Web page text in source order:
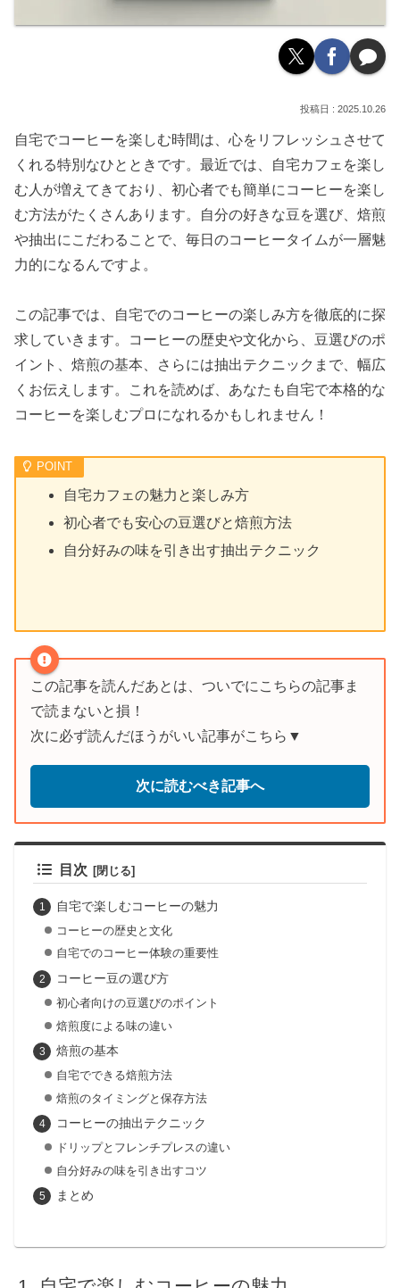
2025.10.26
自宅でコーヒーを楽しむ時間は、心をリフレッシュさせて
くれる特別なひとときです。最近では、自宅カフェを楽し
む人が増えてきており、初心者でも簡単にコーヒーを楽し
む方法がたくさんあります。自分の好きな豆を選び、焙煎
や抽出にこだわることで、毎日のコーヒータイムが一層魅
力的になるんですよ。
この記事では、自宅でのコーヒーの楽しみ方を徹底的に探
求していきます。コーヒーの歴史や文化から、豆選びのポ
イント、焙煎の基本、さらには抽出テクニックまで、幅広
くお伝えします。これを読めば、あなたも自宅で本格的な
コーヒーを楽しむプロになれるかもしれません！
自宅カフェの魅力と楽しみ方
初心者でも安心の豆選びと焙煎方法
自分好みの味を引き出す抽出テクニック
この記事を読んだあとは、ついでにこちらの記事ま
で読まないと損！
次に必ず読んだほうがいい記事がこちら▼
次に読むべき記事へ
目次
自宅で楽しむコーヒーの魅力
コーヒーの歴史と文化
自宅でのコーヒー体験の重要性
コーヒー豆の選び方
初心者向けの豆選びのポイント
焙煎度による味の違い
焙煎の基本
自宅でできる焙煎方法
焙煎のタイミングと保存方法
コーヒーの抽出テクニック
ドリップとフレンチプレスの違い
自分好みの味を引き出すコツ
まとめ